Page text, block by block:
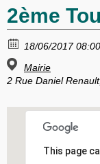
2ème
18/06/2017
Mairie
2 Rue Daniel
This page